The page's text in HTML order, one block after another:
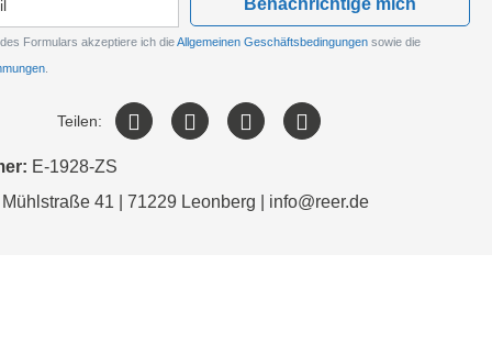
Benachrichtige mich
Formulars akzeptiere ich dieAllgemeinen Geschäftsbedingungen sowie die
Teilen:
E-1928-ZS
41 | 71229 Leonberg | info@reer.de